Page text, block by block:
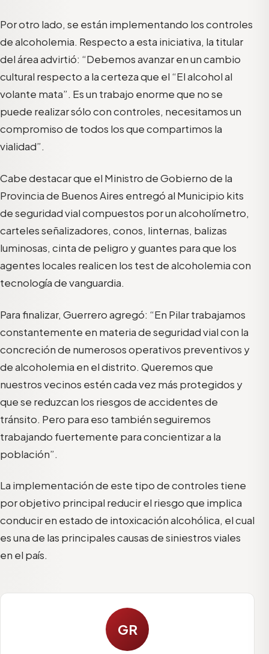
Por otro lado, se están implementando los controles
de alcoholemia. Respecto a esta iniciativa, la titular
del área advirtió: “Debemos avanzar en un cambio
cultural respecto a la certeza que el “El alcohol al
volante mata”. Es un trabajo enorme que no se
puede realizar sólo con controles, necesitamos un
compromiso de todos los que compartimos la
vialidad”.
Cabe destacar que el Ministro de Gobierno de la
Provincia de Buenos Aires entregó al Municipio kits
de seguridad vial compuestos por un alcoholímetro,
carteles señalizadores, conos, linternas, balizas
luminosas, cinta de peligro y guantes para que los
agentes locales realicen los test de alcoholemia con
tecnología de vanguardia.
Para finalizar, Guerrero agregó: “En Pilar trabajamos
constantemente en materia de seguridad vial con la
concreción de numerosos operativos preventivos y
de alcoholemia en el distrito. Queremos que
nuestros vecinos estén cada vez más protegidos y
que se reduzcan los riesgos de accidentes de
tránsito. Pero para eso también seguiremos
trabajando fuertemente para concientizar a la
población”.
La implementación de este tipo de controles tiene
por objetivo principal reducir el riesgo que implica
conducir en estado de intoxicación alcohólica, el cual
es una de las principales causas de siniestros viales
en el país.
GR